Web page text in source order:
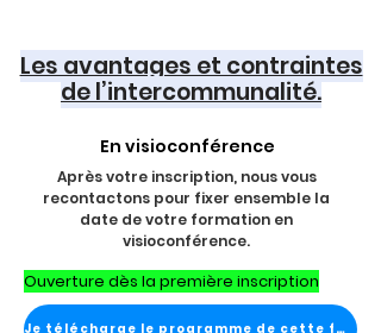
Les avantages et contraintes
de l’intercommunalité.
En visioconférence
Après votre inscription, nous vous
recontactons pour fixer ensemble la
date de votre formation en
visioconférence.
Ouverture dès la première inscription
Je télécharge le programme de cette formation